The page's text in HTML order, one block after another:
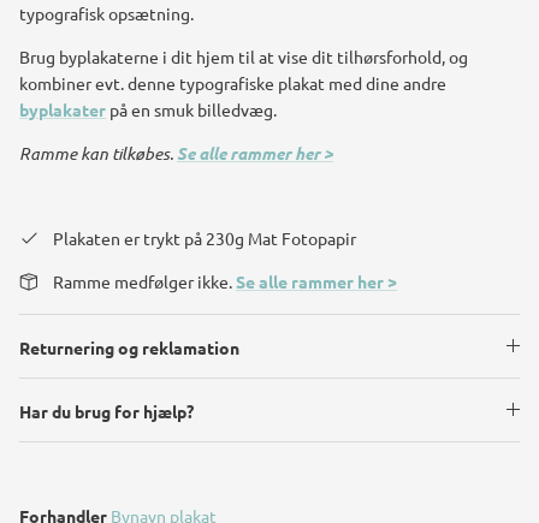
typografisk opsætning.
Brug byplakaterne i dit hjem til at vise dit tilhørsforhold, og
kombiner evt. denne typografiske plakat med dine andre
byplakater på en smuk billedvæg.
Ramme kan tilkøbes. Se alle rammer her >
Plakaten er trykt på 230g Mat Fotopapir
Ramme medfølger ikke.Se alle rammer her >
Returnering og reklamation
Har du brug for hjælp?
Forhandler Bynavn plakat